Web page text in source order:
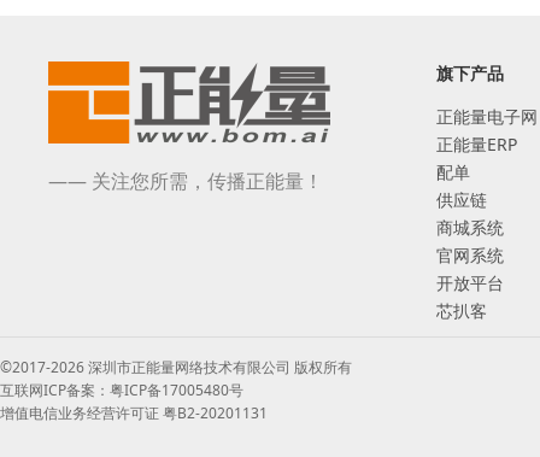
—— 关注您所需，传播正能量！
旗下产品
正能量电子网
正能量ERP
配单
供应链
商城系统
官网系统
开放平台
芯扒客
©2017-2026 深圳市正能量网络技术有限公司 版权所有
互联网ICP备案：粤ICP备17005480号
增值电信业务经营许可证 粤B2-20201131